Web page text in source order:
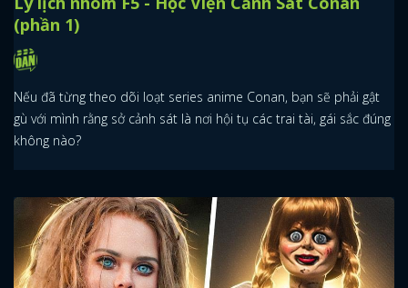
(phần 1)
Nếu đã từng theo dõi loạt series anime Conan, bạn sẽ phải gật
gù với mình rằng sở cảnh sát là nơi hội tụ các trai tài, gái sắc đúng
không nào?